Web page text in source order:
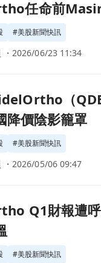
為新CFO，展現
任命前
#美股新聞快訊
・2026/06/23 11:34
收27–27.5億美元
（
降價陰影籠罩
#美股新聞快訊
・2026/05/06 09:47
（中國）議價恐慌
Q1財報遭
#美股新聞快訊